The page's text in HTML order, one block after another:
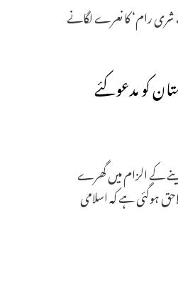
رام‘ کا نعرے لگانے
کو مدعوکئے
کے الزام میں گھرے
ہوگئی ہے کہ اسلامی